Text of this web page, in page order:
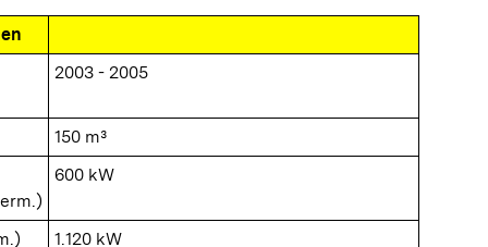
2003 - 2005
150 m³
600 kW
1.120 kW